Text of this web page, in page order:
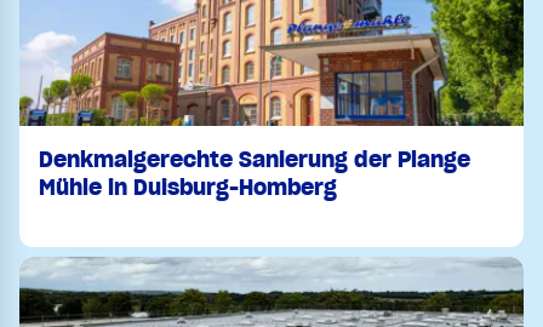
Denkmalgerechte Sanierung der Plange
Mühle in Duisburg-Homberg